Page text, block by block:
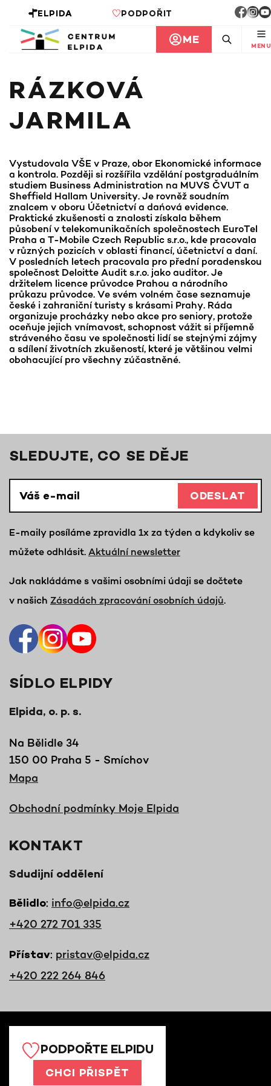
ELPIDA PODPOŘIT
ME MENU
RÁZKOVÁ
JARMILA
Vystudovala VŠE v Praze, obor Ekonomické informace
a kontrola. Později si rozšířila vzdělání postgraduálním
studiem Business Administration na MUVS ČVUT a
Sheffield Hallam University. Je rovněž soudním
znalcem v oboru Účetnictví a dańová evidence.
Praktické zkušenosti a znalosti získala během
působení v telekomunikačních společnostech EuroTel
Praha a T-Mobile Czech Republic s.r.o., kde pracovala
v různých pozicích v oblasti financí, účetnictví a daní.
V posledních letech pracovala pro přední poradenskou
společnost Deloitte Audit s.r.o. jako auditor. Je
držitelem licence průvodce Prahou a národního
průkazu průvodce. Ve svém volném čase seznamuje
české i zahraniční turisty s krásami Prahy. Ráda
organizuje procházky nebo akce pro seniory, protože
oceňuje jejich vnímavost, schopnost vážit si příjemně
stráveného času ve společnosti lidí se stejnými zájmy
a sdílení životních zkušeností, které je většinou velmi
obohacující pro všechny zúčastněné.
SLEDUJTE, CO SE DĚJE
ODESLAT
E-maily posíláme zpravidla 1x za týden a kdykoliv se
můžete odhlásit. Aktuální newsletter
Jak nakládáme s vašimi osobními údaji se dočtete
v našich Zásadách zpracování osobních údajů.
SÍDLO ELPIDY
Elpida, o. p. s.
Na Bělidle 34
150 00 Praha 5 - Smíchov
Mapa
Obchodní podmínky Moje Elpida
KONTAKT
Sdudijní oddělení
Bělidlo: info@elpida.cz
+420 272 701 335
Přístav: pristav@elpida.cz
+420 222 264 846
PODPOŘTE ELPIDU
CHCI PŘISPĚT